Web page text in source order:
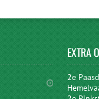
EXTRA
2e